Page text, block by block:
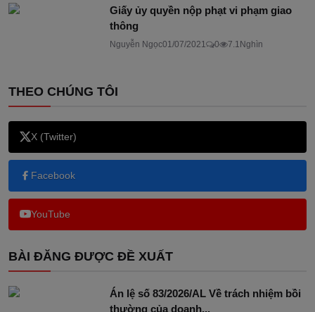
Giấy ủy quyền nộp phạt vi phạm giao
thông
Nguyễn Ngọc01/07/2021 0 7.1Nghìn
THEO CHÚNG TÔI
X (Twitter)
Facebook
YouTube
BÀI ĐĂNG ĐƯỢC ĐỀ XUẤT
Án lệ số 83/2026/AL Về trách nhiệm bồi
thường của doanh...